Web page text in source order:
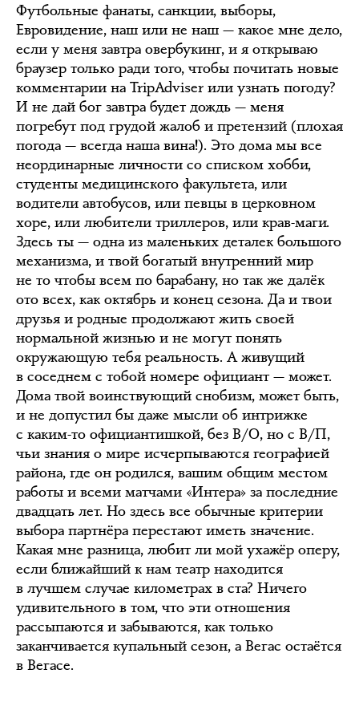
Футбольные фанаты, санкции, выборы,
Евровидение, наш или не наш — какое мне дело,
если у меня завтра овербукинг, и я открываю
браузер только ради того, чтобы почитать новые
комментарии на TripAdviser или узнать погоду?
И не дай бог завтра будет дождь — меня
погребут под грудой жалоб и претензий (плохая
погода — всегда наша вина!). Это дома мы все
неординарные личности со списком хобби,
студенты медицинского факультета, или
водители автобусов, или певцы в церковном
хоре, или любители триллеров, или крав-маги.
Здесь ты — одна из маленьких деталек большого
механизма, и твой богатый внутренний мир
не то чтобы всем по барабану, но так же далёк
ото всех, как октябрь и конец сезона. Да и твои
друзья и родные продолжают жить своей
нормальной жизнью и не могут понять
окружающую тебя реальность. А живущий
в соседнем с тобой номере официант — может.
Дома твой воинствующий снобизм, может быть,
и не допустил бы даже мысли об интрижке
с каким-то официантишкой, без В/О, но с В/П,
чьи знания о мире исчерпываются географией
района, где он родился, вашим общим местом
работы и всеми матчами «Интера» за последние
двадцать лет. Но здесь все обычные критерии
выбора партнёра перестают иметь значение.
Какая мне разница, любит ли мой ухажёр оперу,
если ближайший к нам театр находится
в лучшем случае километрах в ста? Ничего
удивительного в том, что эти отношения
рассыпаются и забываются, как только
заканчивается купальный сезон, а Вегас остаётся
в Вегасе.